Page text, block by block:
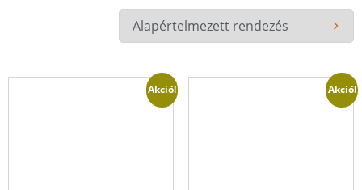
Akció! Akció!